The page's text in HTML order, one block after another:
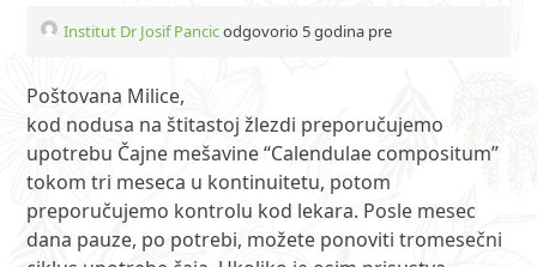
Institut Dr Josif Pancicodgovorio 5 godina pre
Poštovana Milice,
kod nodusa na štitastoj žlezdi preporučujemo
upotrebu Čajne mešavine “Calendulae compositum”
tokom tri meseca u kontinuitetu, potom
preporučujemo kontrolu kod lekara. Posle mesec
dana pauze, po potrebi, možete ponoviti tromesečni